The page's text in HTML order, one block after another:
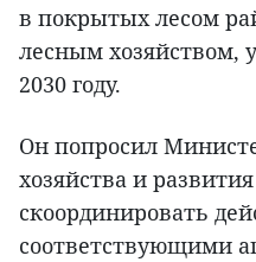
в покрытых лесом
лесным хозяйством,
2030 году.
Он попросил
хозяйства и
скоординировать
соответствующими